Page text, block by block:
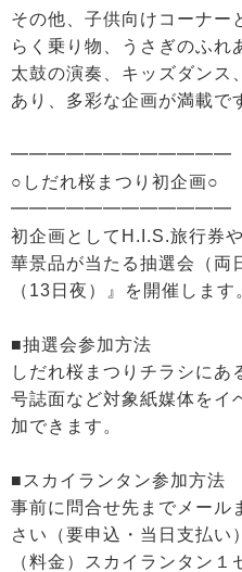
その他、子供向けコーナー
らく乗り物、うさぎのふれ
太鼓の演奏、キッズダンス
あり、多彩な企画が満載で
━━━━━━━━━━━━
○しだれ桜まつり初企画○
━━━━━━━━━━━━
初企画としてH.I.S.旅行券
華景品が当たる抽選会（両
（13日夜）』を開催します
■抽選会参加方法
しだれ桜まつりチラシにあ
号誌面など対象紙媒体をイ
加できます。
■スカイランタン参加方法
事前に問合せ先までメール
さい（要申込・当日支払い）
（料金）スカイランタン１